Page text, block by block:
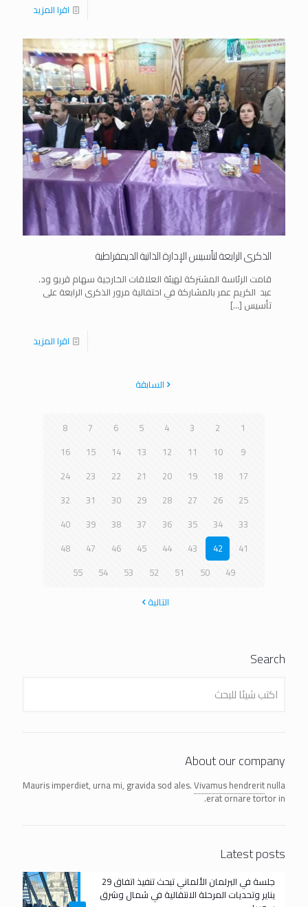
اقرا المزيد
الذكرى الرابعة لتأسيس الإدارة الذاتية الديمقراطية
قامت الرئاسة المشتركة لهيئة العلاقات الخارجية سهام قريو ود.
عبد الكريم عمر بالمشاركة في احتفالية مرور الذكرى الرابعة على
تأسيس […]
اقرا المزيد
السابقة
1
2
3
4
5
6
7
8
9
10
11
12
13
14
15
16
17
18
19
20
21
22
23
24
25
26
27
28
29
30
31
32
33
34
35
36
37
38
39
40
41
42
43
44
45
46
47
48
49
50
51
52
53
54
55
التالية
Search
About our company
Mauris imperdiet, urna mi, gravida sod ales.Vivamus hendreritnulla
erat ornare tortor in.
Latest posts
جلسة في البرلمان الألماني تبحث تنفيذ اتفاق 29
يناير وتحديات المرحلة الانتقالية في شمال وشرق